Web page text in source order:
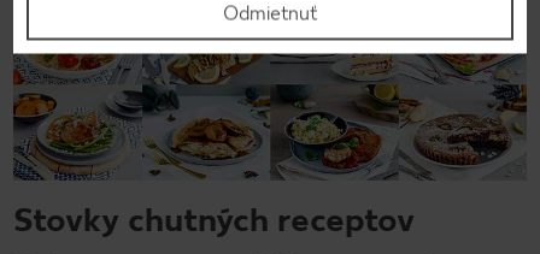
Stovky chutných receptov
Odmietnuť